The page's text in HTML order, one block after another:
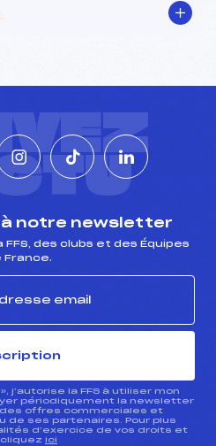
notre newsletter
des clubs et des Équipes
France.
j’autorise la FFS à utiliser mon
périodiquement la newsletter
des offres commerciales et
de ses partenaires. Pour plus
d’exercice de vos droits et
ici